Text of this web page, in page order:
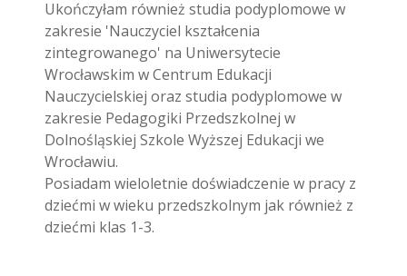
Ukończyłam również studia podyplomowe w
zakresie 'Nauczyciel kształcenia
zintegrowanego' na Uniwersytecie
Wrocławskim w Centrum Edukacji
Nauczycielskiej oraz studia podyplomowe w
zakresie Pedagogiki Przedszkolnej w
Dolnośląskiej Szkole Wyższej Edukacji we
Wrocławiu.
Posiadam wieloletnie doświadczenie w pracy z
dziećmi w wieku przedszkolnym jak również z
dziećmi klas 1-3.